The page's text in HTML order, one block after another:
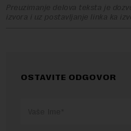
Preuzimanje delova teksta je
izvora i uz postavljanje linka ka
OSTAVITE ODGOVOR